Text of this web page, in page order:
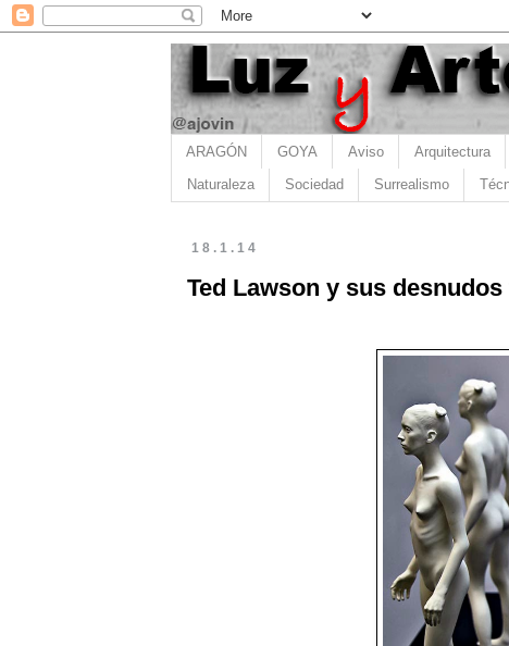
ARAGÓN GOYA Aviso Arquitectura
Naturaleza Sociedad Surrealismo
18.1.14
Ted Lawson y sus